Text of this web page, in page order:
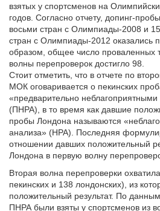
взятых у спортсменов на
годов. Согласно отчету, допинг-
восьми стран с Олимпиады-2008 и
стран с Олимпиады-2012 оказались
образом, общее число проваленных
волны перепроверок достигло 98.
Стоит отметить, что в отчете по
МОК оговаривается о пекинских
«предварительно неблагоприятными
(ПНРА), в то время как давшие
пробы Лондона называются
анализа» (НРА). Последняя
отношении давших положительный
Лондона в первую волну
Вторая волна перепроверки
пекинских и 138 лондонских), из
положительный результат. По
ПНРА были взяты у спортсменов из